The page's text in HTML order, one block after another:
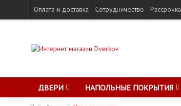
Оплата и доставка Сотрудничество Рассрочка
ДВЕРИ НАПОЛЬНЫЕ ПОКРЫТИЯ